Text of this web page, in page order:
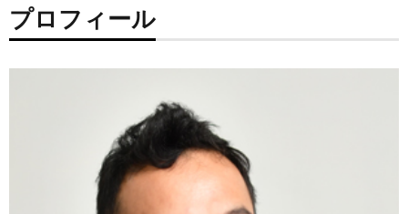
プロフィール